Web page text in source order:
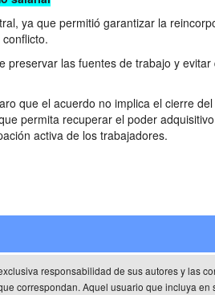
ya que permitió garantizar la
preservar las fuentes de trabajo y
que el acuerdo no implica el cierre
permita recuperar el poder
activa de los trabajadores.
responsabilidad de sus autores y las
correspondan. Aquel usuario que incluya en